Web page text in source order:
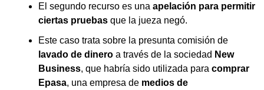
El segundo recurso es una apelación para permitir
ciertas pruebas que la jueza negó.
Este caso trata sobre la presunta comisión de
lavado de dinero a través de la sociedad New
Business, que habría sido utilizada para comprar
Epasa, una empresa de medios de